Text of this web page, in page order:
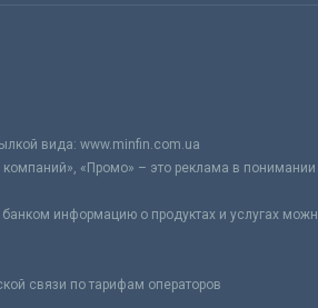
вида: www.minfin.com.ua
компаний», «Промо» – это реклама в
информацию о продуктах и услугах
связи по тарифам операторов